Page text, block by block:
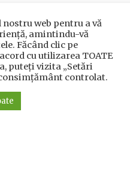
web pentru a vă
amintindu-vă
Făcând clic pe
cu utilizarea TOATE
puteți vizita „Setări
controlat.